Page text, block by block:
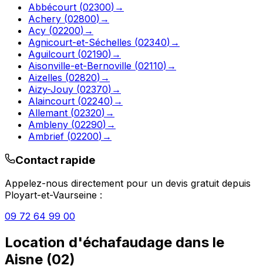
Abbécourt (02300) →
Achery (02800) →
Acy (02200) →
Agnicourt-et-Séchelles (02340) →
Aguilcourt (02190) →
Aisonville-et-Bernoville (02110) →
Aizelles (02820) →
Aizy-Jouy (02370) →
Alaincourt (02240) →
Allemant (02320) →
Ambleny (02290) →
Ambrief (02200) →
Contact rapide
Appelez-nous directement pour un devis gratuit depuis
Ployart-et-Vaurseine :
09 72 64 99 00
Location d'échafaudage dans le
Aisne (02)